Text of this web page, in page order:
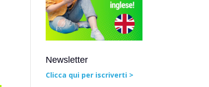
Newsletter
Clicca qui per iscriverti >